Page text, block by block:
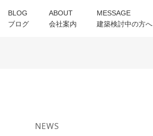
BLOG
ブログ
ABOUT
会社案内
MESSAGE
建築検討中の方へ
NEWS